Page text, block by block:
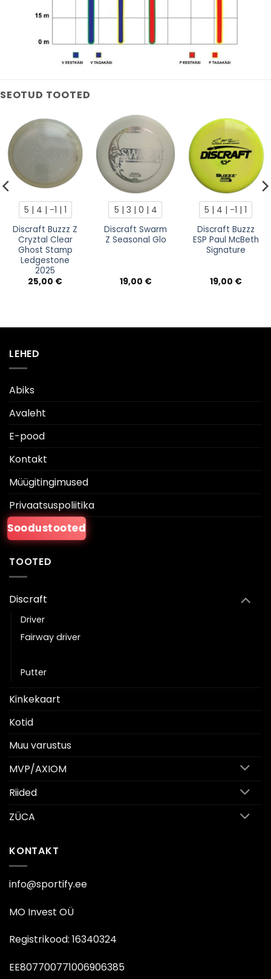
SEOTUD TOOTED
5 | 4 | -1 | 1
Discraft Buzzz Z
Cryztal Clear
Ghost Stamp
Ledgestone
2025
25,00 €
5 | 3 | 0 | 4
Discraft Swarm
Z Seasonal Glo
19,00 €
5 | 4 | -1 | 1
Discraft Buzzz
ESP Paul McBeth
Signature
19,00 €
LEHED
Abiks
Avaleht
E-pood
Kontakt
Müügitingimused
Privaatsuspoliitika
Soodustooted
TOOTED
Discraft
Driver
Fairway driver
Putter
Kinkekaart
Kotid
Muu varustus
MVP/AXIOM
Riided
ZÜCA
KONTAKT
info@sportify.ee
MO Invest OÜ
Registrikood: 16340324
EE807700771006906385